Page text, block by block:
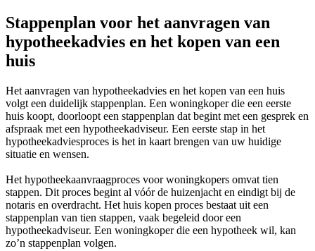
Stappenplan voor het aanvragen van
hypotheekadvies en het kopen van een
huis
Het aanvragen van hypotheekadvies en het kopen van een huis
volgt een duidelijk stappenplan. Een woningkoper die een eerste
huis koopt, doorloopt een stappenplan dat begint met een gesprek en
afspraak met een hypotheekadviseur. Een eerste stap in het
hypotheekadviesproces is het in kaart brengen van uw huidige
situatie en wensen.
Het hypotheekaanvraagproces voor woningkopers omvat tien
stappen. Dit proces begint al vóór de huizenjacht en eindigt bij de
notaris en overdracht. Het huis kopen proces bestaat uit een
stappenplan van tien stappen, vaak begeleid door een
hypotheekadviseur. Een woningkoper die een hypotheek wil, kan
zo’n stappenplan volgen.